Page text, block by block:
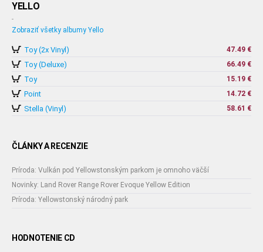
YELLO
-
Zobraziť všetky albumy Yello
Toy (2x Vinyl) 47.49 €
Toy (Deluxe) 66.49 €
Toy 15.19 €
Point 14.72 €
Stella (Vinyl) 58.61 €
ČLÁNKY A RECENZIE
Príroda: Vulkán pod Yellowstonským parkom je omnoho väčší
Novinky: Land Rover Range Rover Evoque Yellow Edition
Príroda: Yellowstonský národný park
HODNOTENIE CD